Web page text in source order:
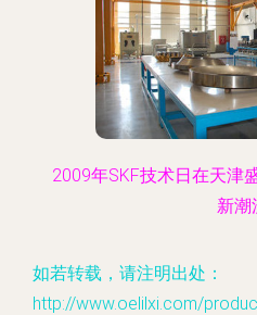
2009年SKF技术日在天津
新潮
如若转载，请注明出处：
http://www.oelilxi.com/